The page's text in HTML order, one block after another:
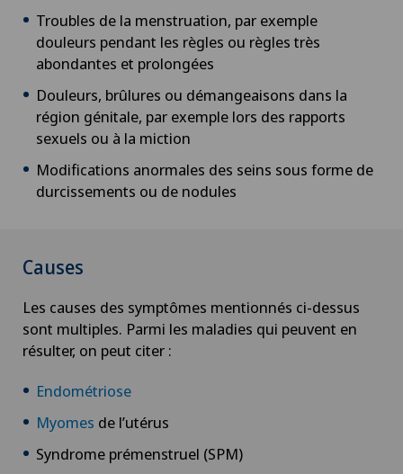
Troubles de la menstruation, par exemple
douleurs pendant les règles ou règles très
abondantes et prolongées
Douleurs, brûlures ou démangeaisons dans la
région génitale, par exemple lors des rapports
sexuels ou à la miction
Modifications anormales des seins sous forme de
durcissements ou de nodules
Causes
Les causes des symptômes mentionnés ci-dessus
sont multiples. Parmi les maladies qui peuvent en
résulter, on peut citer :
Endométriose
Myomes de l’utérus
Syndrome prémenstruel (SPM)